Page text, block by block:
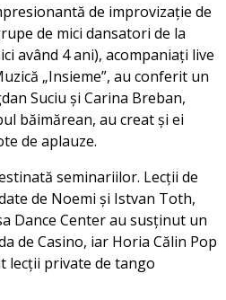
de improvizaţie de
de mici dansatori de la
având 4 ani), acompaniaţi live
„Insieme”, au conferit un
Suciu şi Carina Breban,
băimărean, au creat şi ei
de aplauze.
seminariilor. Lecţii de
de Noemi şi Istvan Toth,
Dance Center au susţinut un
de Casino, iar Horia Călin Pop
lecţii private de tango